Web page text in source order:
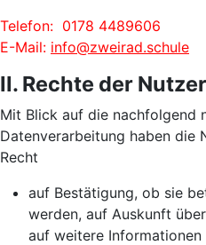
Telefon: 0178 4489606
E-Mail: info@zweirad.schule
II. Rechte der
Mit Blick auf die nachfolgend
Datenverarbeitung haben die
Recht
auf Bestätigung, ob sie
werden, auf Auskunft
auf weitere